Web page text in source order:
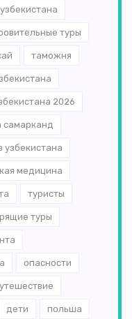
туры
таможня
2026
самарканд
медицина
туристы
туры
опасности
дети польша